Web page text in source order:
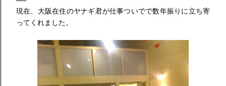
現在、大阪在住のヤナギ君が仕事ついでで数年振りに立ち寄
ってくれました。